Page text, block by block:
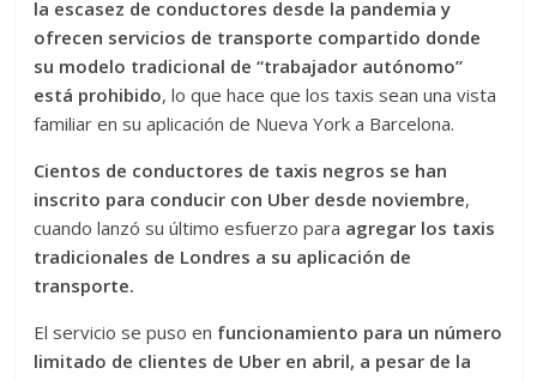
la escasez de conductores desde la pandemia y
ofrecen servicios de transporte compartido donde
su modelo tradicional de “trabajador autónomo”
está prohibido, lo que hace que los taxis sean una vista
familiar en su aplicación de Nueva York a Barcelona.
Cientos de conductores de taxis negros se han
inscrito para conducir con Uber desde noviembre,
cuando lanzó su último esfuerzo para agregar los taxis
tradicionales de Londres a su aplicación de
transporte.
El servicio se puso en funcionamiento para un número
limitado de clientes de Uber en abril, a pesar de la